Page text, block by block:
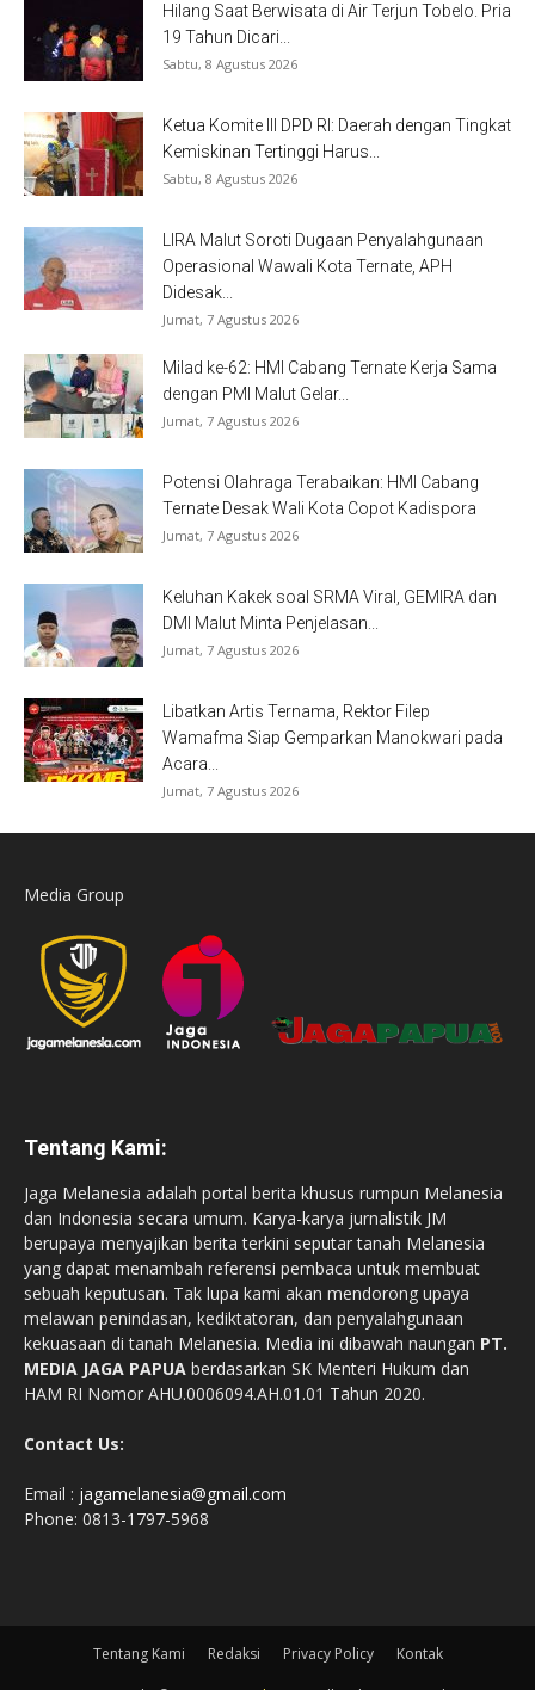
Hilang Saat Berwisata di Air Terjun Tobelo. Pria
19 Tahun Dicari...
Sabtu, 8 Agustus 2026
Ketua Komite III DPD RI: Daerah dengan Tingkat
Kemiskinan Tertinggi Harus...
Sabtu, 8 Agustus 2026
LIRA Malut Soroti Dugaan Penyalahgunaan
Operasional Wawali Kota Ternate, APH
Didesak...
Jumat, 7 Agustus 2026
Milad ke-62: HMI Cabang Ternate Kerja Sama
dengan PMI Malut Gelar...
Jumat, 7 Agustus 2026
Potensi Olahraga Terabaikan: HMI Cabang
Ternate Desak Wali Kota Copot Kadispora
Jumat, 7 Agustus 2026
Keluhan Kakek soal SRMA Viral, GEMIRA dan
DMI Malut Minta Penjelasan...
Jumat, 7 Agustus 2026
Libatkan Artis Ternama, Rektor Filep
Wamafma Siap Gemparkan Manokwari pada
Acara...
Jumat, 7 Agustus 2026
Media Group
Tentang Kami:
Jaga Melanesia adalah portal berita khusus rumpun Melanesia
dan Indonesia secara umum. Karya-karya jurnalistik JM
berupaya menyajikan berita terkini seputar tanah Melanesia
yang dapat menambah referensi pembaca untuk membuat
sebuah keputusan. Tak lupa kami akan mendorong upaya
melawan penindasan, kediktatoran, dan penyalahgunaan
kekuasaan di tanah Melanesia. Media ini dibawah naungan PT.
MEDIA JAGA PAPUA berdasarkan SK Menteri Hukum dan
HAM RI Nomor AHU.0006094.AH.01.01 Tahun 2020.
Contact Us:
Email : jagamelanesia@gmail.com
Phone: 0813-1797-5968
Tentang Kami Redaksi Privacy Policy Kontak